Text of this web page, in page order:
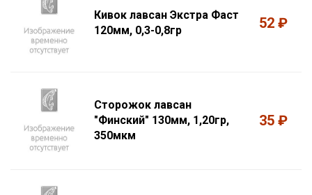
Кивок лавсан Экстра Фаст
120мм, 0,3-0,8гр
52 ₽
Сторожок лавсан
"Финский" 130мм, 1,20гр,
350мкм
35 ₽